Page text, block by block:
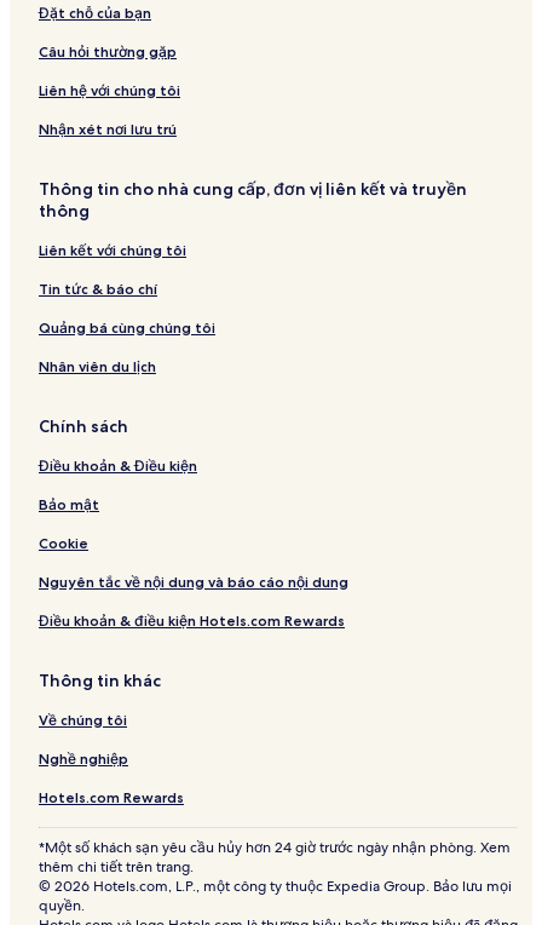
Đặt chỗ của bạn
Câu hỏi thường gặp
Liên hệ với chúng tôi
Nhận xét nơi lưu trú
Thông tin cho nhà cung cấp, đơn vị liên kết và truyền
thông
Liên kết với chúng tôi
Tin tức & báo chí
Quảng bá cùng chúng tôi
Nhân viên du lịch
Chính sách
Điều khoản & Điều kiện
Bảo mật
Cookie
Nguyên tắc về nội dung và báo cáo nội dung
Điều khoản & điều kiện Hotels.com Rewards
Thông tin khác
Về chúng tôi
Nghề nghiệp
Hotels.com Rewards
*Một số khách sạn yêu cầu hủy hơn 24 giờ trước ngày nhận phòng. Xem
thêm chi tiết trên trang.
© 2026 Hotels.com, L.P., một công ty thuộc Expedia Group. Bảo lưu mọi
quyền.